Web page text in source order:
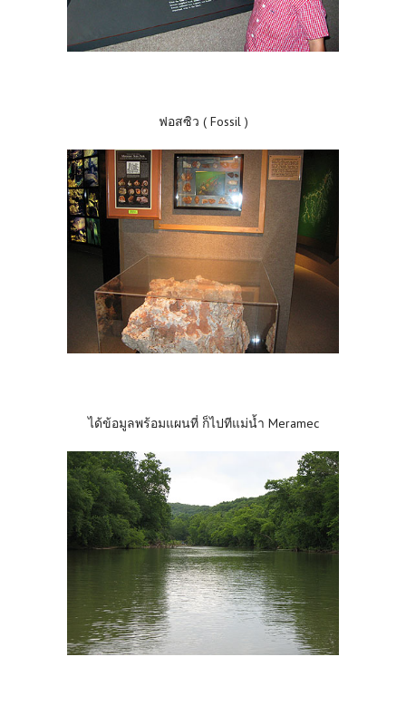
ฟอสซิว ( Fossil )
ได้ข้อมูลพร้อมแผนที่ ก็ไปทีแม่น้ำ Meramec